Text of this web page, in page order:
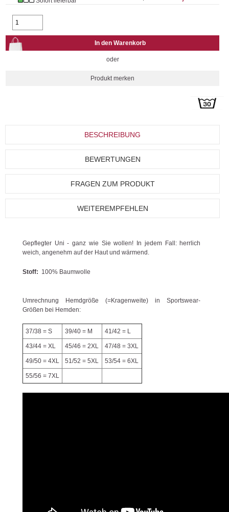
oder
BESCHREIBUNG
BEWERTUNGEN
FRAGEN ZUM PRODUKT
WEITEREMPFEHLEN
Gepflegter Uni - ganz wie Sie wollen! In jedem Fall: herrlich
weich, angenehm auf der Haut und wärmend.
Stoff: 100% Baumwolle
Umrechnung Hemdgröße (=Kragenweite) in Sportswear-
Größen bei Hemden:
37/38 = S 39/40 = M 41/42 = L
43/44 = XL 45/46 = 2XL 47/48 = 3XL
49/50 = 4XL 51/52 = 5XL 53/54 = 6XL
55/56 = 7XL